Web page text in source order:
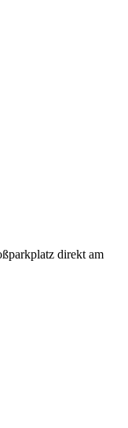
direkt am